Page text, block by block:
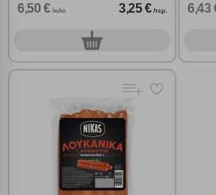
6,50 € /κιλό 3,25 € /τεμ.
0τεμ.
6,43